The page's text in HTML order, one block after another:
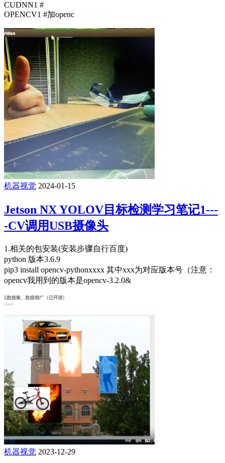
CUDNN1 #
OPENCV1 #加openc
机器视觉 2024-01-15
Jetson NX YOLOV目标检测学习笔记1---
-CV调用USB摄像头
1.相关的包安装(安装步骤自行百度)
python 版本3.6.9
pip3 install opencv-pythonxxxx 其中xxx为对应版本号（注意：
opencv我用到的版本是opencv-3.2.0&
机器视觉 2023-12-29